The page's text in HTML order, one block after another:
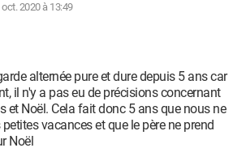
oct. 2020 à 13:49
alternée pure et dure depuis 5 ans car
il n'y a pas eu de précisions concernant
et Noël. Cela fait donc 5 ans que nous ne
vacances et que le père ne prend
Noël